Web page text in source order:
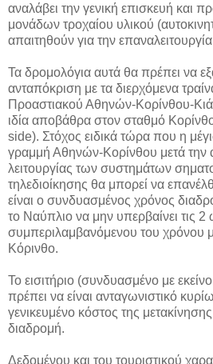
αναλάβει την γενική επισκευή και
μονάδων τροχαίου υλικού
απαιτηθούν για την
Τα δρομολόγια αυτά θα πρέπει να
ανταπόκριση με τα διερχόμενα
Προαστιακού Αθηνών-Κορίνθου-
ιδία αποβάθρα στον σταθμό
side). Στόχος ειδικά τώρα που η
γραμμή Αθηνών-Κορίνθου μετά την
λειτουργίας των συστημάτων
τηλεδιοίκησης θα μπορεί να
είναι ο συνδυασμένος χρόνος
το Ναύπλιο να μην υπερβαίνει τις 2
συμπεριλαμβανόμενου του χρόνου
Κόρινθο.
Το εισιτήριο (συνδυασμένο με
πρέπει να είναι ανταγωνιστικό
γενικευμένο κόστος της
διαδρομή.
Δεδομένου και του τουριστικού